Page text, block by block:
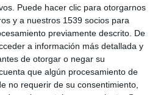
Puede hacer clic para otorgarnos
y a nuestros 1539 socios para
previamente descrito. De
a información más detallada y
de otorgar o negar su
que algún procesamiento de
no requerir de su consentimiento,